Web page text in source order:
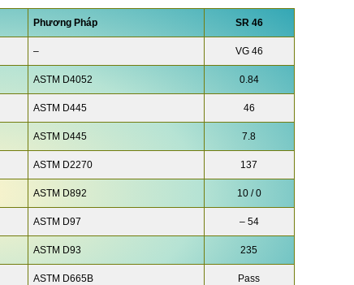
Phương Pháp SR 46
– VG 46
ASTM D4052 0.84
ASTM D445 46
ASTM D445 7.8
ASTM D2270 137
ASTM D892 10 / 0
ASTM D97 – 54
ASTM D93 235
ASTM D665B Pass